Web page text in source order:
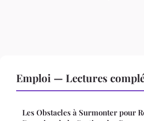
Emploi — Lectures
Les Obstacles à Surmonter pour